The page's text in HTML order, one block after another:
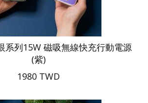
列15W 磁吸無線快充行動電源
(紫)
1980 TWD